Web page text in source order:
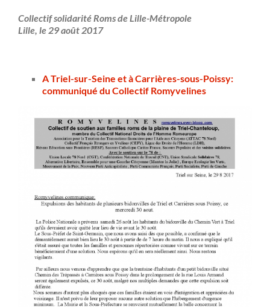
Collectif solidarité Roms de Lille-Métropole
Lille, le 29 août 2017
A Triel-sur-Seine et à Carrières-sous-Poissy:
communiqué du Collectif Romyvelines